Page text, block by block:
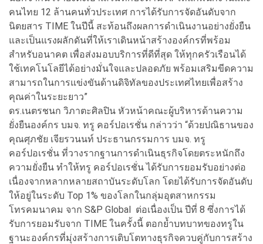
คนไทย 12 ล้านคนทั่วประเทศ การได้รับการจัดอันดับจาก
นิตยสาร TIME ในปีนี้ สะท้อนถึงผลการดำเนินงานอย่างยั่งยืน
และเป็นแรงผลักดันที่ให้เราเดินหน้าสร้างองค์กรที่พร้อม
สำหรับอนาคต เพื่อส่งมอบบริการที่ดีที่สุด ให้ทุกครัวเรือนได้
ใช้เทคโนโลยีได้อย่างมั่นใจและปลอดภัย พร้อมเสริมขีดความ
สามารถในการแข่งขันด้านดิจิทัลของประเทศไทยเพื่อสร้าง
คุณค่าในระยะยาว”
ดร.เนตรชนก วิภาตะศิลปิน หัวหน้าคณะผู้บริหารด้านความ
ยั่งยืนองค์กร บมจ. ทรู คอร์ปอเรชั่น กล่าวว่า “ด้วยปณิธานของ
คุณศุภชัย เจียรวนนท์ ประธานกรรมการ บมจ. ทรู
คอร์ปอเรชั่น ที่วางรากฐานการดำเนินธุรกิจโดยตระหนักถึง
ความยั่งยืน ทำให้ทรู คอร์ปอเรชั่น ได้รับการยอมรับอย่างต่อ
เนื่องจากหลากหลายสถาบันระดับโลก โดยได้รับการจัดอันดับ
ให้อยู่ในระดับ Top 1% ของโลกในกลุ่มอุตสาหกรรม
โทรคมนาคม จาก S&P Global ต่อเนื่องเป็น ปีที่ 8 ซึ่งการได้
รับการยอมรับจาก TIME ในครั้งนี้ ตอกย้ำบทบาทของทรูใน
ฐานะองค์กรที่มุ่งสร้างการเติบโตทางธุรกิจควบคู่กับการสร้าง